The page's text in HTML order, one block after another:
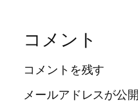
コメント
コメントを残す
メールアドレスが公